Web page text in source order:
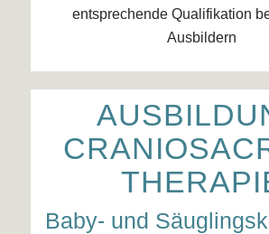
entsprechende Qualifikation
Ausbildern
Baby- und